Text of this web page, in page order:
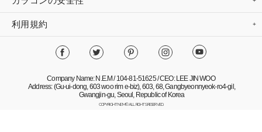
利用規約
Company Name: N.E.M / 104-81-51625 / CEO: LEE JIN WOO
Address: (Gu-ui-dong, 603 woo rim e-biz), 603, 68, Gangbyeonnyeok-ro4-gil,
Gwangjin-gu, Seoul, Republic of Korea
COPYRIGHT NEM© ALL RIGHTS RESERVED.